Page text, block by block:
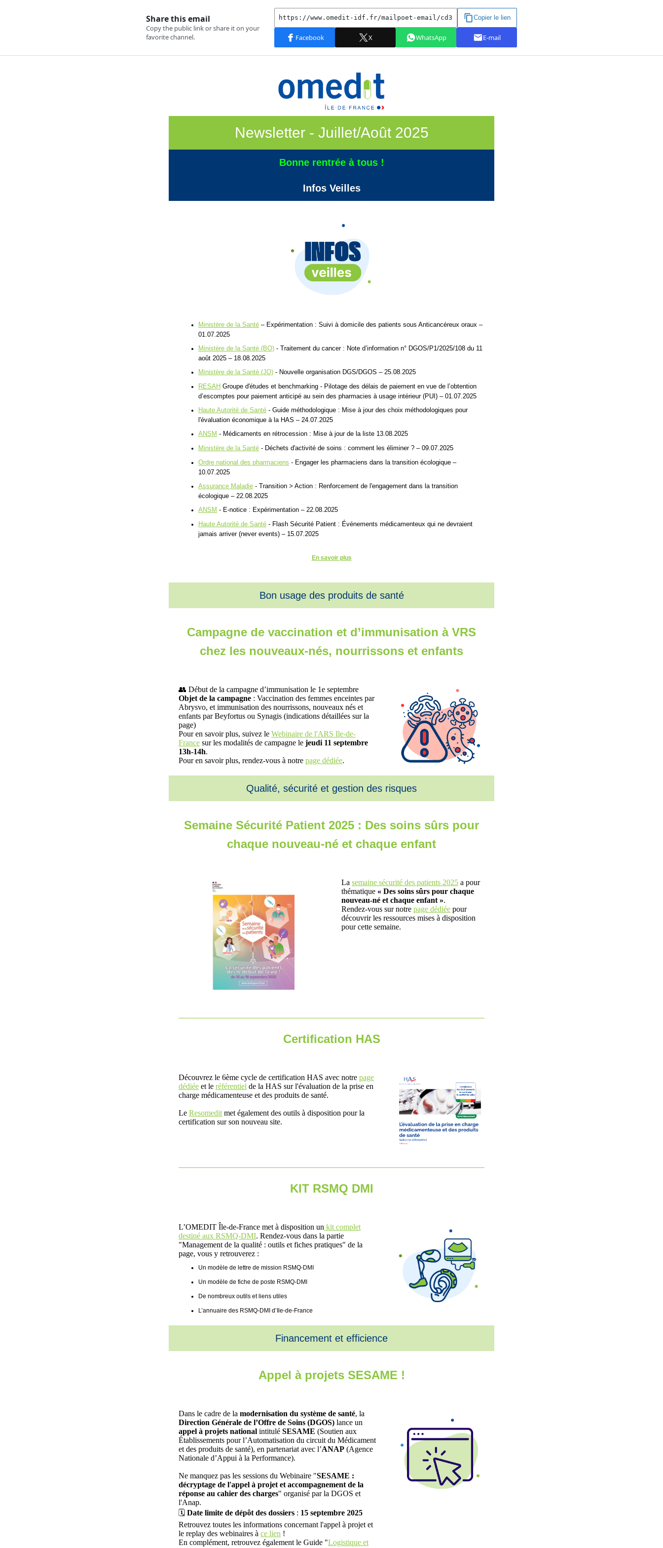
Newsletter - Juillet/Août 2025
Bonne rentrée à tous !
Infos Veilles
Ministère de la Santé – Expérimentation : Suivi à domicile des patients sous Anticancéreux oraux –
01.07.2025
Ministère de la Santé (BO) - Traitement du cancer : Note d’information n° DGOS/P1/2025/108 du 11
août 2025 – 18.08.2025
Ministère de la Santé (JO) - Nouvelle organisation DGS/DGOS – 25.08.2025
RESAH Groupe d'études et benchmarking - Pilotage des délais de paiement en vue de l’obtention
d’escomptes pour paiement anticipé au sein des pharmacies à usage intérieur (PUI) – 01.07.2025
Haute Autorité de Santé - Guide méthodologique : Mise à jour des choix méthodologiques pour
l'évaluation économique à la HAS – 24.07.2025
ANSM - Médicaments en rétrocession : Mise à jour de la liste 13.08.2025
Ministère de la Santé - Déchets d'activité de soins : comment les éliminer ? – 09.07.2025
Ordre national des pharmaciens - Engager les pharmaciens dans la transition écologique –
10.07.2025
Assurance Maladie - Transition > Action : Renforcement de l'engagement dans la transition
écologique – 22.08.2025
ANSM - E-notice : Expérimentation – 22.08.2025
Haute Autorité de Santé - Flash Sécurité Patient : Événements médicamenteux qui ne devraient
jamais arriver (never events) – 15.07.2025
En savoir plus
Bon usage des produits de santé
Campagne de vaccination et d’immunisation à VRS
chez les nouveaux-nés, nourrissons et enfants
👥 Début de la campagne d’immunisation le 1e septembre
Objet de la campagne : Vaccination des femmes enceintes par
Abrysvo, et immunisation des nourrissons, nouveaux nés et
enfants par Beyfortus ou Synagis (indications détaillées sur la
page)
Pour en savoir plus, suivez le Webinaire de l'ARS Ile-de-
France sur les modalités de campagne le jeudi 11 septembre
13h-14h.
Pour en savoir plus, rendez-vous à notre page dédiée.
Qualité, sécurité et gestion des risques
Semaine Sécurité Patient 2025 : Des soins sûrs pour
chaque nouveau-né et chaque enfant
La semaine sécurité des patients 2025 a pour
thématique « Des soins sûrs pour chaque
nouveau-né et chaque enfant ».
Rendez-vous sur notre page dédiée pour
découvrir les ressources mises à disposition
pour cette semaine.
Certification HAS
Découvrez le 6ème cycle de certification HAS avec notre page
dédiée et le référentiel de la HAS sur l'évaluation de la prise en
charge médicamenteuse et des produits de santé.
Le Resomedit met également des outils à disposition pour la
certification sur son nouveau site.
KIT RSMQ DMI
L’OMEDIT Île-de-France met à disposition un kit complet
destiné aux RSMQ-DMI. Rendez-vous dans la partie
"Management de la qualité : outils et fiches pratiques" de la
page, vous y retrouverez :
Un modèle de lettre de mission RSMQ-DMI
Un modèle de fiche de poste RSMQ-DMI
De nombreux outils et liens utiles
L’annuaire des RSMQ-DMI d’Ile-de-France
Financement et efficience
Appel à projets SESAME !
Dans le cadre de la modernisation du système de santé, la
Direction Générale de l’Offre de Soins (DGOS) lance un
appel à projets national intitulé SESAME (Soutien aux
Établissements pour l’Automatisation du circuit du Médicament
et des produits de santé), en partenariat avec l’ANAP (Agence
Nationale d’Appui à la Performance).
Ne manquez pas les sessions du Webinaire "SESAME :
décryptage de l'appel à projet et accompagnement de la
réponse au cahier des charges" organisé par la DGOS et
l'Anap.
🗓️ Date limite de dépôt des dossiers : 15 septembre 2025
Retrouvez toutes les informations concernant l'appel à projet et
le replay des webinaires à ce lien !
En complément, retrouvez également le Guide "Logistique et